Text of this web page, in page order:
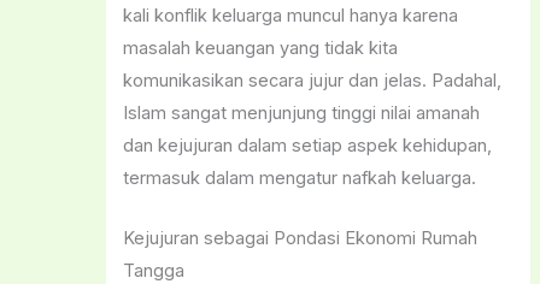
kali konflik keluarga muncul hanya karena
masalah keuangan yang tidak kita
komunikasikan secara jujur dan jelas. Padahal,
Islam sangat menjunjung tinggi nilai amanah
dan kejujuran dalam setiap aspek kehidupan,
termasuk dalam mengatur nafkah keluarga.
Kejujuran sebagai Pondasi Ekonomi Rumah
Tangga